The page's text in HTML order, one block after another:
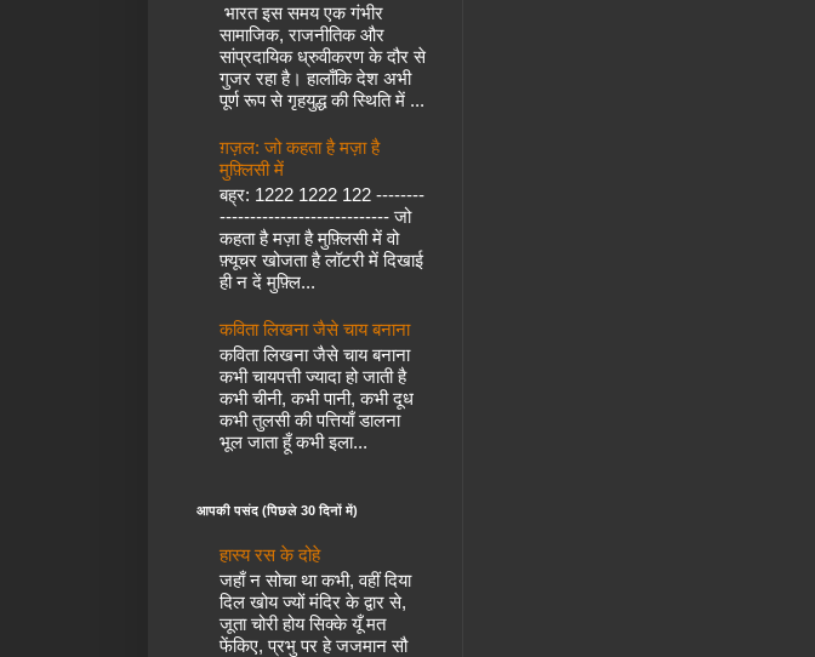
भारत इस समय एक गंभीर
सामाजिक, राजनीतिक और
सांप्रदायिक ध्रुवीकरण के दौर से
गुजर रहा है। हालाँकि देश अभी
पूर्ण रूप से गृहयुद्ध की स्थिति में ...
ग़ज़ल: जो कहता है मज़ा है
मुफ़्लिसी में
बह्र: 1222 1222 122 --------
---------------------------- जो
कहता है मज़ा है मुफ़्लिसी में वो
फ़्यूचर खोजता है लॉटरी में दिखाई
ही न दें मुफ़्लि...
कविता लिखना जैसे चाय बनाना
कविता लिखना जैसे चाय बनाना
कभी चायपत्ती ज्यादा हो जाती है
कभी चीनी, कभी पानी, कभी दूध
कभी तुलसी की पत्तियाँ डालना
भूल जाता हूँ कभी इला...
आपकी पसंद (पिछले 30 दिनों में)
हास्य रस के दोहे
जहाँ न सोचा था कभी, वहीं दिया
दिल खोय ज्यों मंदिर के द्वार से,
जूता चोरी होय सिक्के यूँ मत
फेंकिए, प्रभु पर हे जजमान सौ